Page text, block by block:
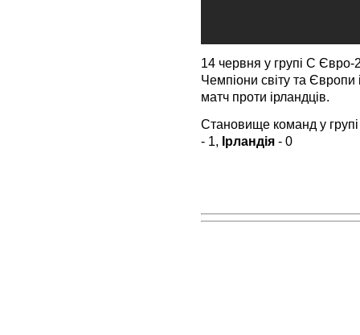
14 червня у групі С Євро-
Чемпіони світу та Європи
матч проти ірландців.
Становище команд у
- 1, Ірландія - 0